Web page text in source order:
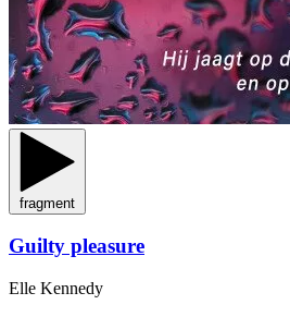
fragment
Guilty pleasure
Elle Kennedy